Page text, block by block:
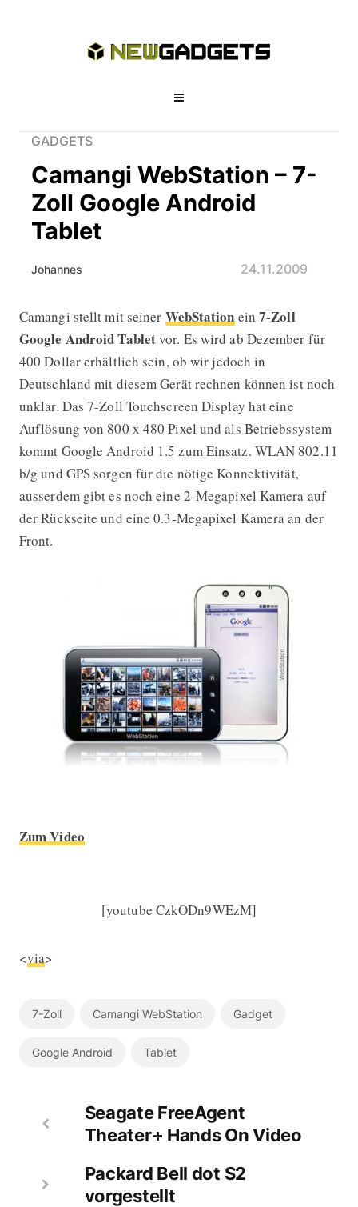
GADGETS
Camangi WebStation – 7-
Zoll Google Android
Tablet
Johannes 24.11.2009
Camangi WebStation – 7-Zoll
Camangi stellt mit seiner WebStation ein7-Zoll
Google AndroidTabletvor. Es wird ab Dezember für
400 Dollar erhältlich sein, ob wir jedoch in
Deutschland mit diesem Gerät rechnen können ist noch
unklar. Das 7-Zoll Touchscreen Display hat eine
Auflösung von 800 x 480 Pixel und als Betriebssystem
kommt Google Android 1.5 zum Einsatz. WLAN 802.11
b/g und GPS sorgen für die nötige Konnektivität,
ausserdem gibt es noch eine 2-Megapixel Kamera auf
der Rückseite und eine 0.3-Megapixel Kamera an der
Front.
Zum Video
[youtube CzkODn9WEzM]
<via>
7-Zoll Camangi WebStation Gadget
Google Android Tablet
Seagate FreeAgent
Theater+ Hands On Video
Packard Bell dot S2
vorgestellt